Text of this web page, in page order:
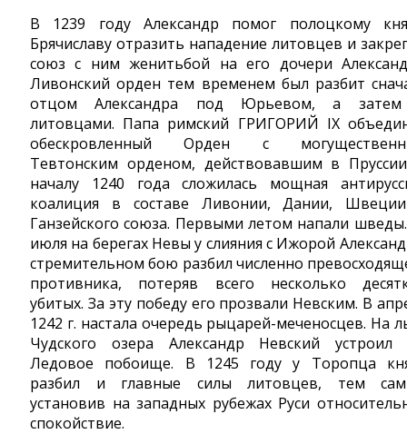
В 1239 году Александр помог полоцкому
Брячиславу отразить нападение литовцев и
союз с ним женитьбой на его дочери
Ливонский орден тем временем был разбит
отцом Александра под Юрьевом, а
литовцами. Папа римский ГРИГОРИЙ IX
обескровленный Орден с
Тевтонским орденом, действовавшим в
началу 1240 года сложилась мощная
коалиция в составе Ливонии, Дании,
Ганзейского союза. Первыми летом напали
июля на берегах Невы у слияния с Ижорой
стремительном бою разбил численно
противника, потеряв всего несколько
убитых. За эту победу его прозвали Невским. В
1242 г. настала очередь рыцарей-меченосцев. На
Чудского озера Александр Невский
Ледовое побоище. В 1245 году у Торопца
разбил и главные силы литовцев, тем
установив на западных рубежах Руси
спокойствие.